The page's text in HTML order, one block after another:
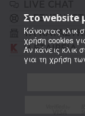
Στο website
Κάνοντας κλικ
χρήση cookies
Αν κάνεις κλικ
για τη χρήση
K
ΤΑ
Η ΕΤΑΙΡΕΙΑ